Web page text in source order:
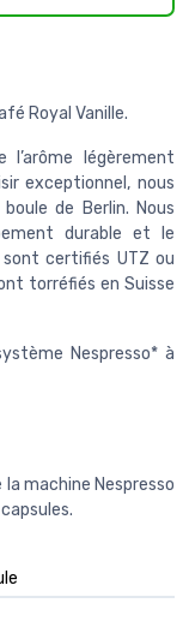
Royal Vanille.
légèrement
exceptionnel, nous
de Berlin. Nous
durable et le
certifiés UTZ ou
torréfiés en Suisse
Nespresso* à
machine Nespresso